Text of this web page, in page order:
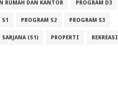
RUMAH DAN KANTOR PROGRAM D3
S1 PROGRAM S2 PROGRAM S3
SARJANA (S1) PROPERTI REKREASI